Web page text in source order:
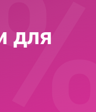
для